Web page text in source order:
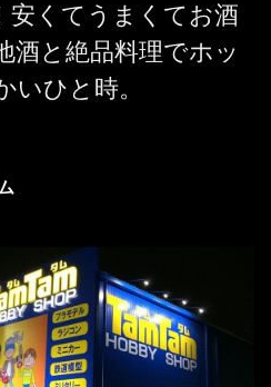
安くてうまくてお酒
酒と絶品料理でホッ
いひと時。